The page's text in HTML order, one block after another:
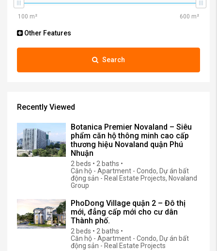
Other Features
Search
Recently Viewed
Botanica Premier Novaland – Siêu
phẩm căn hộ thông minh cao cấp
thương hiệu Novaland quận Phú
Nhuận
2 beds • 2 baths •
Căn hộ - Apartment - Condo, Dự án bất
động sản - Real Estate Projects, Novaland
Group
PhoDong Village quận 2 – Đô thị
mới, đẳng cấp mới cho cư dân
Thành phố.
2 beds • 2 baths •
Căn hộ - Apartment - Condo, Dự án bất
động sản - Real Estate Projects